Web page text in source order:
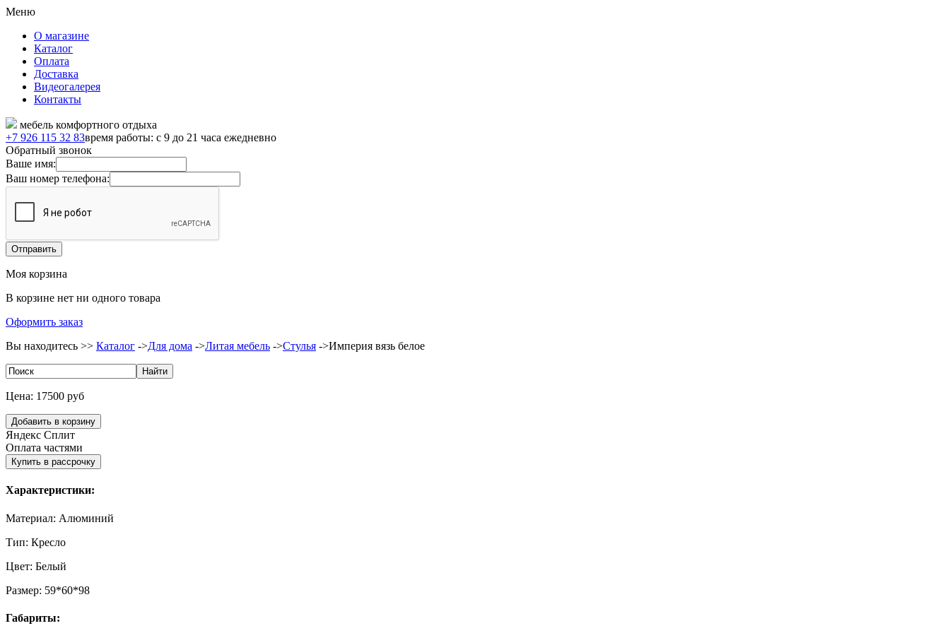
Меню
О магазине
Каталог
Оплата
Доставка
Видеогалерея
Контакты
мебель комфортного отдыха
+7 926 115 32 83время работы: с 9 до 21 часа ежедневно
Обратный звонок
Ваше имя:
Ваш номер телефона:
Моя корзина
В корзине нет ни одного товара
Оформить заказ
Вы находитесь >> Каталог ->Для дома ->Литая мебель ->Стулья ->Империя вязь белое
Цена: 17500 руб
Яндекс Сплит
Оплата частями
Характеристики:
Материал: Алюминий
Тип: Кресло
Цвет: Белый
Размер: 59*60*98
Габариты: